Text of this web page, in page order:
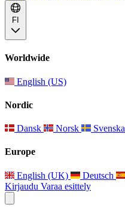
FI
Worldwide
English (US)
Nordic
Dansk Norsk Svenska
Europe
English (UK) Deutsch
Kirjaudu Varaa esittely